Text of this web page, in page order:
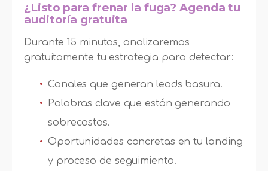
¿Listo para frenar la fuga? Agenda tu
auditoría gratuita
Durante 15 minutos, analizaremos
gratuitamente tu estrategia para detectar:
Canales que generan leads basura.
Palabras clave que están generando
sobrecostos.
Oportunidades concretas en tu landing
y proceso de seguimiento.